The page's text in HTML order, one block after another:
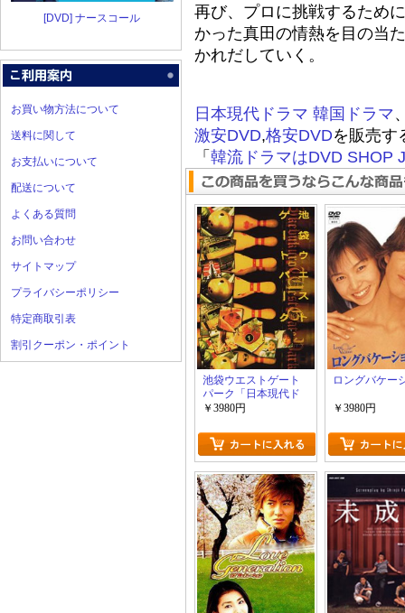
[DVD] ナースコール
お買い物方法について
送料に関して
お支払いについて
配送について
よくある質問
お問い合わせ
サイトマップ
プライバシーポリシー
特定商取引表
割引クーポン・ポイント
再び、プロに挑戦するため
かった真田の情熱を目の当
かれだしていく。
日本現代ドラマ 韓国ドラマ
激安DVD,格安DVDを販売す
「 韓流ドラマはDVD SHOP
池袋ウエストゲート
パーク「日本現代ド
ラマ」
￥3980円
ロングバケー
￥3980円